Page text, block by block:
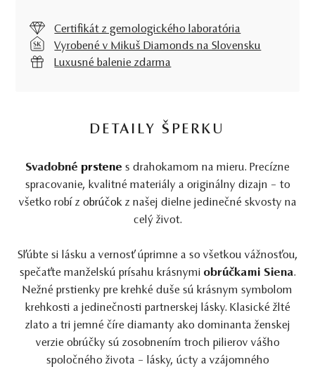
Certifikát z gemologického laboratória
Vyrobené v Mikuš Diamonds na Slovensku
Luxusné balenie zdarma
DETAILY ŠPERKU
Svadobné prstene s drahokamom na mieru. Precízne
spracovanie, kvalitné materiály a originálny dizajn – to
všetko robí z obrúčokz našej dielne jedinečné skvosty na
celý život.
Sľúbte si lásku a vernosť úprimne a so všetkou vážnosťou,
spečaťte manželskú prísahu krásnymi obrúčkami Siena.
Nežné prstienky pre krehké duše sú krásnym symbolom
krehkosti a jedinečnosti partnerskej lásky. Klasické žlté
zlato a tri jemné číre diamanty ako dominanta ženskej
verzie obrúčky sú zosobnením troch pilierov vášho
spoločného života – lásky, úcty a vzájomného